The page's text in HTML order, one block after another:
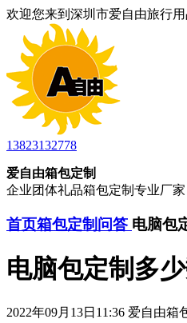
欢迎您来到深圳市爱自由旅行用
13823132778
爱自由箱包定制
企业团体礼品箱包定制专业厂家
首页箱包定制问答 电脑包
电脑包定制多
2022年09月13日11:36 爱自由箱